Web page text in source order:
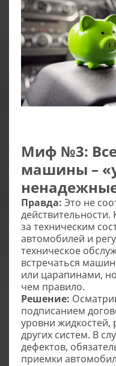
Миф №3:
машины –
Правда: Это не
за техническим
автомобилей и
техническое
встречаться
или царапинами,
чем правило.
Решение:
подписанием
уровни жидкостей,
других систем. В
дефектов,
приемки